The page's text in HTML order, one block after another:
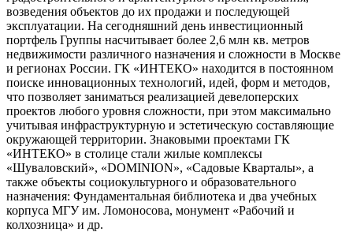
возведения объектов до их продажи и последующей
эксплуатации. На сегодняшний день инвестиционный
портфель Группы насчитывает более 2,6 млн кв. метров
недвижимости различного назначения и сложности в Москве
и регионах России. ГК «ИНТЕКО» находится в постоянном
поиске инновационных технологий, идей, форм и методов,
что позволяет заниматься реализацией девелоперских
проектов любого уровня сложности, при этом максимально
учитывая инфраструктурную и эстетическую составляющие
окружающей территории. Знаковыми проектами ГК
«ИНТЕКО» в столице стали жилые комплексы
«Шуваловский», «DOMINION», «Садовые Кварталы», а
также объекты социокультурного и образовательного
назначения: Фундаментальная библиотека и два учебных
корпуса МГУ им. Ломоносова, монумент «Рабочий и
колхозница» и др.